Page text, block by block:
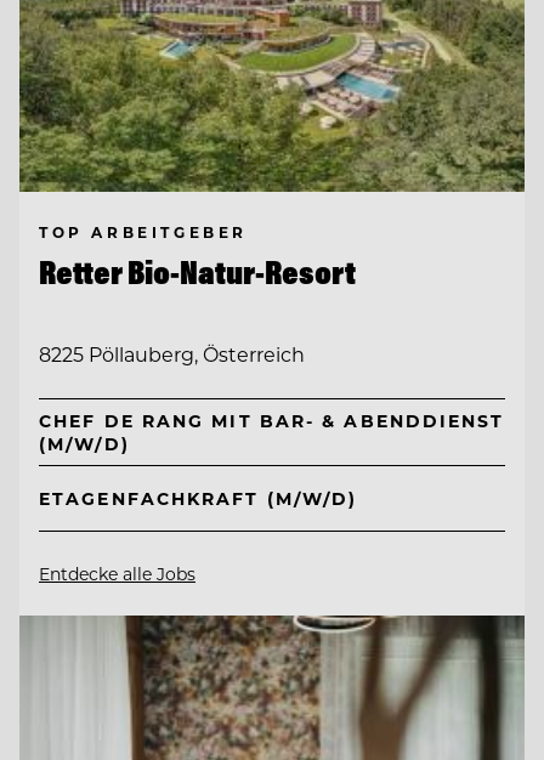
TOP ARBEITGEBER
Retter Bio-Natur-Resort
8225 Pöllauberg, Österreich
CHEF DE RANG MIT BAR- & ABENDDIENST
(M/W/D)
ETAGENFACHKRAFT (M/W/D)
Entdecke alle Jobs